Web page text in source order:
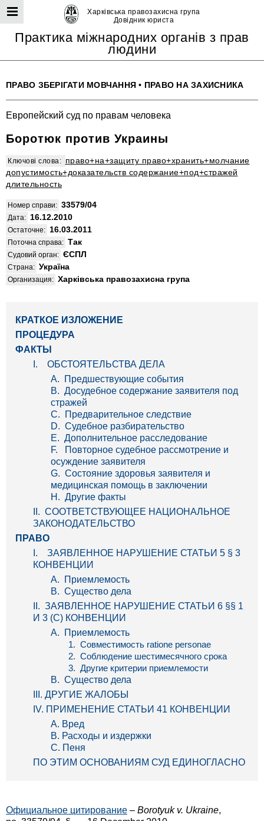
Харківська правозахисна група
Довідник юриста
Практика міжнародних органів з прав
людини
ПРАВО ЗБЕРІГАТИ МОВЧАННЯ • ПРАВО НА ЗАХИСНИКА
Европейский суд по правам человека
Боротюк против Украины
Ключові слова: право+на+защиту право+хранить+молчание
допустимость+доказательств содержание+под+стражей
длительность
Номер справи: 33579/04
Дата: 16.12.2010
Остаточне: 16.03.2011
Поточна справа: Так
Судовий орган: ЄСПЛ
Страна: Україна
Организация: Харківська правозахисна група
КРАТКОЕ ИЗЛОЖЕНИЕ
ПРОЦЕДУРА
ФАКТЫ
I. ОБСТОЯТЕЛЬСТВА ДЕЛА
A. Предшествующие события
B. Досудебное содержание заявителя под
стражей
C. Предварительное следствие
D. Судебное разбирательство
E. Дополнительное расследование
F. Повторное судебное рассмотрение и
осуждение заявителя
G. Состояние здоровья заявителя и
медицинская помощь в заключении
H. Другие факты
II. СООТВЕТСТВУЮЩЕЕ НАЦИОНАЛЬНОЕ
ЗАКОНОДАТЕЛЬСТВО
ПРАВО
I. ЗАЯВЛЕННОЕ НАРУШЕНИЕ СТАТЬИ 5 § 3
КОНВЕНЦИИ
A. Приемлемость
B. Существо дела
II. ЗАЯВЛЕННОЕ НАРУШЕНИЕ СТАТЬИ 6 §§ 1
И 3 (C) КОНВЕНЦИИ
A. Приемлемость
1. Совместимость ratione personae
2. Соблюдение шестимесячного срока
3. Другие критерии приемлемости
B. Существо дела
III. ДРУГИЕ ЖАЛОБЫ
IV. ПРИМЕНЕНИЕ СТАТЬИ 41 КОНВЕНЦИИ
A. Вред
B. Расходы и издержки
C. Пеня
ПО ЭТИМ ОСНОВАНИЯМ СУД ЕДИНОГЛАСНО
Официальное цитирование – Borotyuk v. Ukraine,